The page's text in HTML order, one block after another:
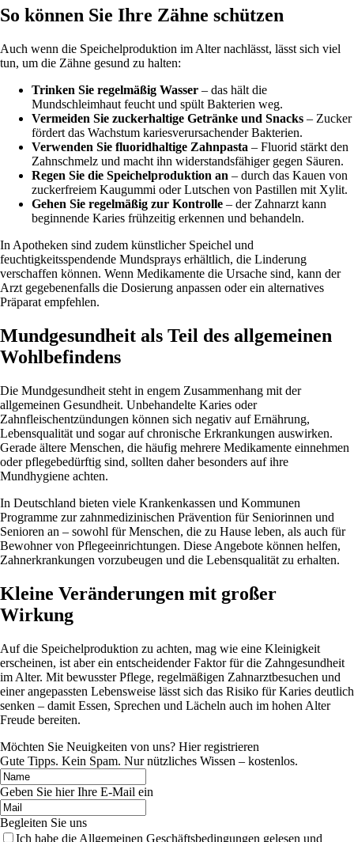
So können Sie Ihre Zähne schützen
Auch wenn die Speichelproduktion im Alter nachlässt, lässt sich viel
tun, um die Zähne gesund zu halten:
Trinken Sie regelmäßig Wasser – das hält die
Mundschleimhaut feucht und spült Bakterien weg.
Vermeiden Sie zuckerhaltige Getränke und Snacks – Zucker
fördert das Wachstum kariesverursachender Bakterien.
Verwenden Sie fluoridhaltige Zahnpasta – Fluorid stärkt den
Zahnschmelz und macht ihn widerstandsfähiger gegen Säuren.
Regen Sie die Speichelproduktion an – durch das Kauen von
zuckerfreiem Kaugummi oder Lutschen von Pastillen mit Xylit.
Gehen Sie regelmäßig zur Kontrolle – der Zahnarzt kann
beginnende Karies frühzeitig erkennen und behandeln.
In Apotheken sind zudem künstlicher Speichel und
feuchtigkeitsspendende Mundsprays erhältlich, die Linderung
verschaffen können. Wenn Medikamente die Ursache sind, kann der
Arzt gegebenenfalls die Dosierung anpassen oder ein alternatives
Präparat empfehlen.
Mundgesundheit als Teil des allgemeinen
Wohlbefindens
Die Mundgesundheit steht in engem Zusammenhang mit der
allgemeinen Gesundheit. Unbehandelte Karies oder
Zahnfleischentzündungen können sich negativ auf Ernährung,
Lebensqualität und sogar auf chronische Erkrankungen auswirken.
Gerade ältere Menschen, die häufig mehrere Medikamente einnehmen
oder pflegebedürftig sind, sollten daher besonders auf ihre
Mundhygiene achten.
In Deutschland bieten viele Krankenkassen und Kommunen
Programme zur zahnmedizinischen Prävention für Seniorinnen und
Senioren an – sowohl für Menschen, die zu Hause leben, als auch für
Bewohner von Pflegeeinrichtungen. Diese Angebote können helfen,
Zahnerkrankungen vorzubeugen und die Lebensqualität zu erhalten.
Kleine Veränderungen mit großer
Wirkung
Auf die Speichelproduktion zu achten, mag wie eine Kleinigkeit
erscheinen, ist aber ein entscheidender Faktor für die Zahngesundheit
im Alter. Mit bewusster Pflege, regelmäßigen Zahnarztbesuchen und
einer angepassten Lebensweise lässt sich das Risiko für Karies deutlich
senken – damit Essen, Sprechen und Lächeln auch im hohen Alter
Freude bereiten.
Möchten Sie Neuigkeiten von uns? Hier registrieren
Gute Tipps. Kein Spam. Nur nützliches Wissen – kostenlos.
Geben Sie hier Ihre E-Mail ein
Begleiten Sie uns
Ich habe die Allgemeinen Geschäftsbedingungen gelesen und